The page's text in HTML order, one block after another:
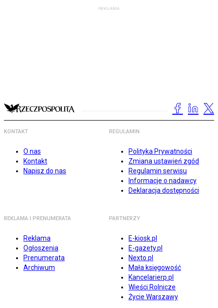
KONTAKT
O nas
Kontakt
Napisz do nas
REGULAMIN
Polityka Prywatności
Zmiana ustawień zgód
Regulamin serwisu
Informacje o nadawcy
Deklaracja dostępności
REKLAMA I PRENUMERATA
Reklama
Ogłoszenia
Prenumerata
Archiwum
PARTNERZY
E-kiosk.pl
E-gazety.pl
Nexto.pl
Mała księgowość
Kancelarierp.pl
Wieści Rolnicze
Życie Warszawy